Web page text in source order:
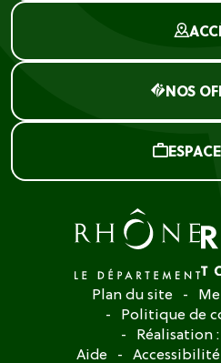
NOS
Plan du site
Politique de
Réalisation :
Aide